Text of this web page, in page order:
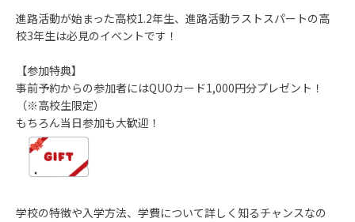
進路活動が始まった高校1.2年生、進路活動ラストスパートの高
校3年生は必見のイベントです！
【参加特典】
事前予約からの参加者にはQUOカード1,000円分プレゼント！
（※高校生限定）
もちろん当日参加も大歓迎！
学校の特徴や入学方法、学費について詳しく知るチャンスなの